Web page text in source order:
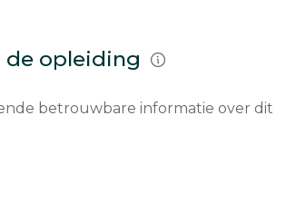
de opleiding
betrouwbare informatie over dit